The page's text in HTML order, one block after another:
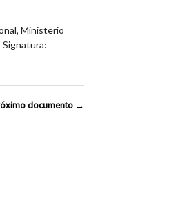
Ministerio
documento →